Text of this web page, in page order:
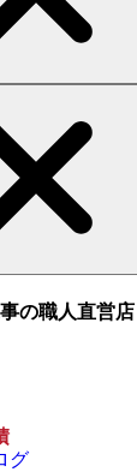
の職人直営
グ